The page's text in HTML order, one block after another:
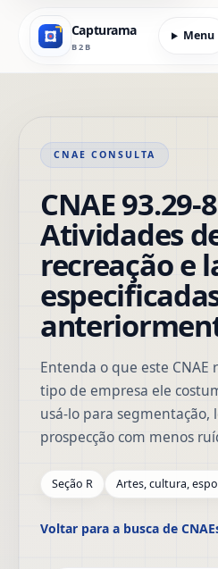
Capturama
B2B
Menu
CNAE CONSULTA
CNAE 93.29-
Atividades
recreação e
Entenda o que este
tipo de empresa ele
usá-lo para segmentação,
prospecção com menos
Seção R Artes, cultura,
Voltar para a busca de